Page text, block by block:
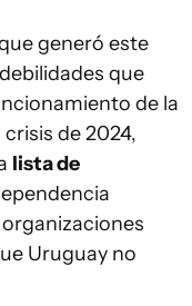
generó este
que
de la
de 2024,
lista de
Uruguay no